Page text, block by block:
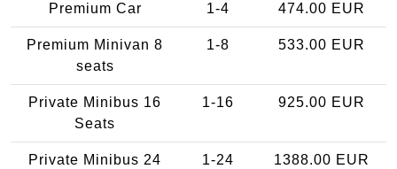
Premium Car 1-4 474.00 EUR
Premium Minivan 8
seats
1-8 533.00 EUR
Private Minibus 16
Seats
1-16 925.00 EUR
Private Minibus 24
1-24 1388.00 EUR